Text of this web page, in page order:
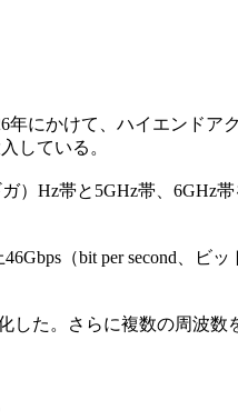
にかけて、ハイエンドア
している。
Hz帯と5GHz帯、6GHz
（bit per second、ビ
した。さらに複数の周波